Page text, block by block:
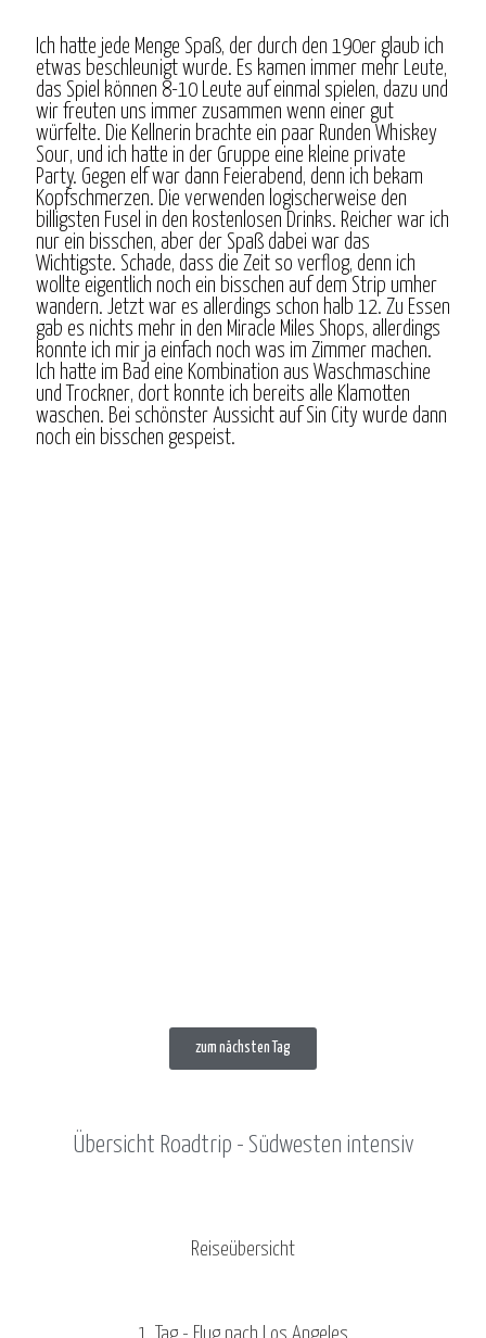
Ich hatte jede Menge Spaß, der durch den 190er glaub ich
etwas beschleunigt wurde. Es kamen immer mehr Leute,
das Spiel können 8-10 Leute auf einmal spielen, dazu und
wir freuten uns immer zusammen wenn einer gut
würfelte. Die Kellnerin brachte ein paar Runden Whiskey
Sour, und ich hatte in der Gruppe eine kleine private
Party. Gegen elf war dann Feierabend, denn ich bekam
Kopfschmerzen. Die verwenden logischerweise den
billigsten Fusel in den kostenlosen Drinks. Reicher war ich
nur ein bisschen, aber der Spaß dabei war das
Wichtigste. Schade, dass die Zeit so verflog, denn ich
wollte eigentlich noch ein bisschen auf dem Strip umher
wandern. Jetzt war es allerdings schon halb 12. Zu Essen
gab es nichts mehr in den Miracle Miles Shops, allerdings
konnte ich mir ja einfach noch was im Zimmer machen.
Ich hatte im Bad eine Kombination aus Waschmaschine
und Trockner, dort konnte ich bereits alle Klamotten
waschen. Bei schönster Aussicht auf Sin City wurde dann
noch ein bisschen gespeist.
zum nächsten Tag
Übersicht Roadtrip - Südwesten intensiv
Reiseübersicht